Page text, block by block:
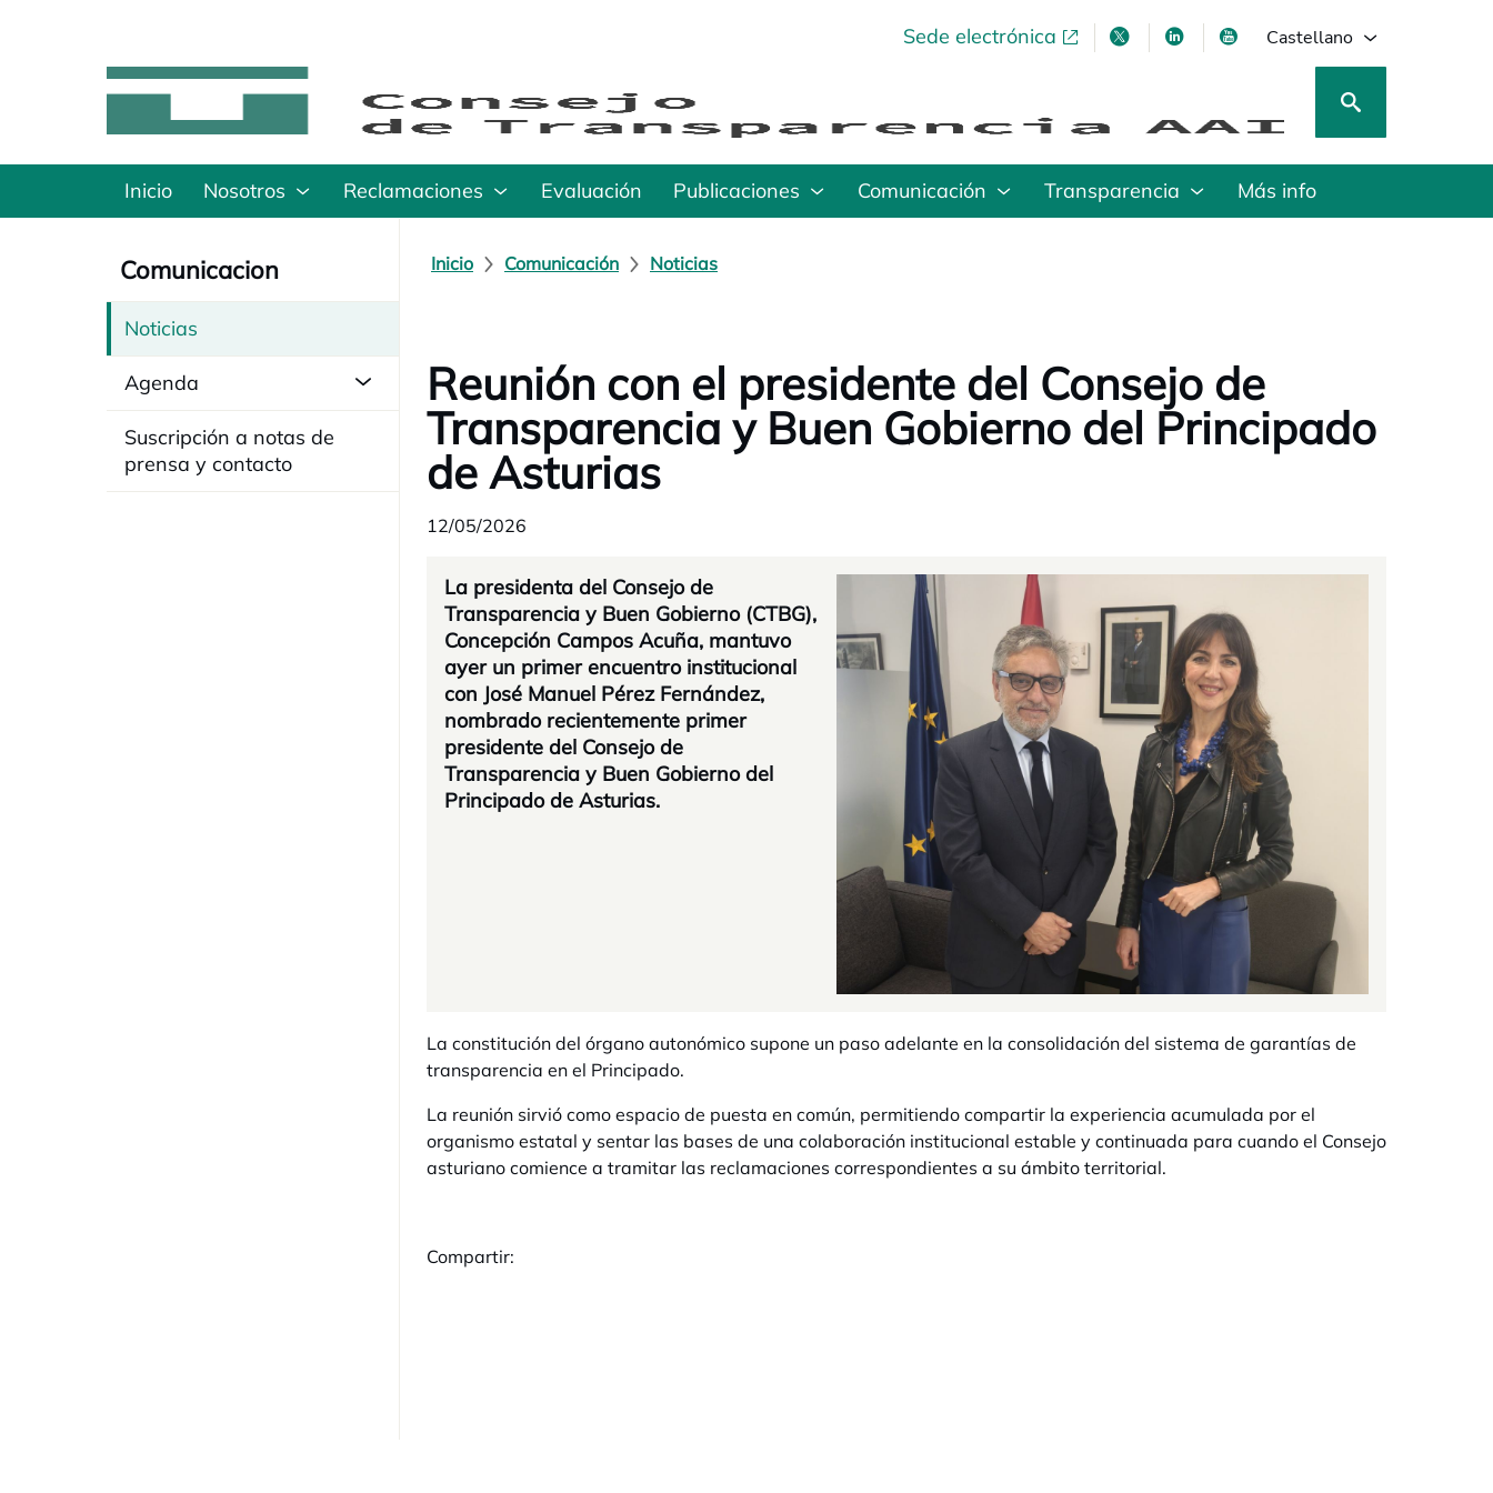
Sede electrónicase abre en una pestaña nueva
se abre en una pestaña nueva
se abre en una pestaña nueva
se abre en una pestaña
Castellano
Inicio Nosotros Reclamaciones Evaluación Publicaciones Comunicación Transparencia Más info
Comunicacion
Noticias
Agenda
Suscripción a notas de
prensa y contacto
Inicio Comunicación Noticias
Reunión con el presidente del Consejo de
Transparencia y Buen Gobierno del Principado
de Asturias
12/05/2026
La presidenta del Consejo de
Transparencia y Buen Gobierno (CTBG),
Concepción Campos Acuña, mantuvo
ayer un primer encuentro institucional
con José Manuel Pérez Fernández,
nombrado recientemente primer
presidente del Consejo de
Transparencia y Buen Gobierno del
Principado de Asturias.
La constitución del órgano autonómico supone un paso adelante en la consolidación del sistema de garantías de
transparencia en el Principado.
La reunión sirvió como espacio de puesta en común, permitiendo compartir la experiencia acumulada por el
organismo estatal y sentar las bases de una colaboración institucional estable y continuada para cuando el Consejo
asturiano comience a tramitar las reclamaciones correspondientes a su ámbito territorial.
Compartir: